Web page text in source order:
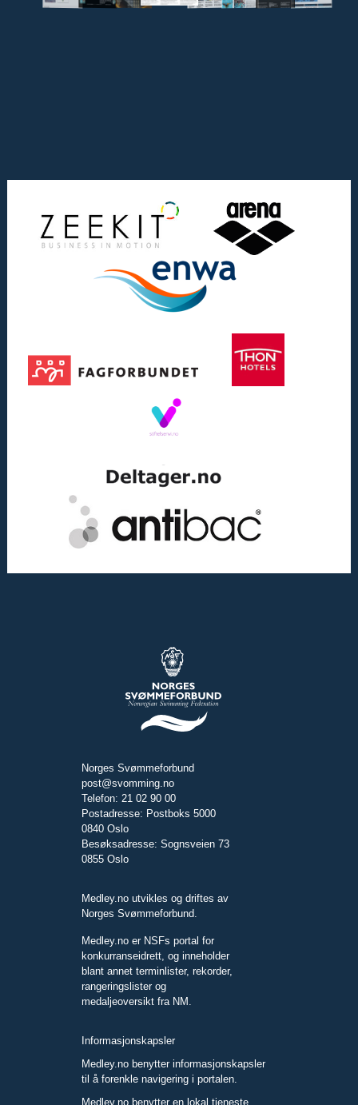
Norges Svømmeforbund
post@svomming.no
Telefon: 21 02 90 00
Postadresse: Postboks 5000
0840 Oslo
Besøksadresse: Sognsveien 73
0855 Oslo
Medley.no utvikles og driftes av
Norges Svømmeforbund.
Medley.no er NSFs portal for
konkurranseidrett, og inneholder
blant annet terminlister, rekorder,
rangeringslister og
medaljeoversikt fra NM.
Informasjonskapsler
Medley.no benytter informasjonskapsler
til å forenkle navigering i portalen.
Medley.no benytter en lokal tjeneste